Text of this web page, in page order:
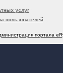
услуг
пользователей
портала